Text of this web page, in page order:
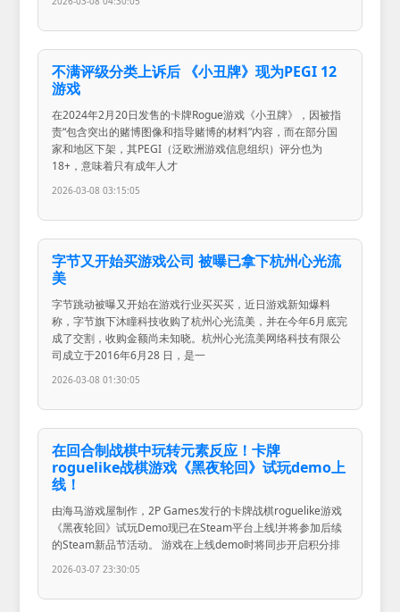
不满评级分类上诉后 《小丑牌》现为PEGI 12
游戏
在2024年2月20日发售的卡牌Rogue游戏《小丑牌》，因被指
责“包含突出的赌博图像和指导赌博的材料”内容，而在部分国
家和地区下架，其PEGI（泛欧洲游戏信息组织）评分也为
18+，意味着只有成年人才
2026-03-08 03:15:05
字节又开始买游戏公司 被曝已拿下杭州心光流
美
字节跳动被曝又开始在游戏行业买买买，近日游戏新知爆料
称，字节旗下沐瞳科技收购了杭州心光流美，并在今年6月底完
成了交割，收购金额尚未知晓。杭州心光流美网络科技有限公
司成立于2016年6月28 日，是一
2026-03-08 01:30:05
在回合制战棋中玩转元素反应！卡牌
roguelike战棋游戏《黑夜轮回》试玩demo上
线！
由海马游戏屋制作，2P Games发行的卡牌战棋roguelike游戏
《黑夜轮回》试玩Demo现已在Steam平台上线!并将参加后续
的Steam新品节活动。 游戏在上线demo时将同步开启积分排
2026-03-07 23:30:05